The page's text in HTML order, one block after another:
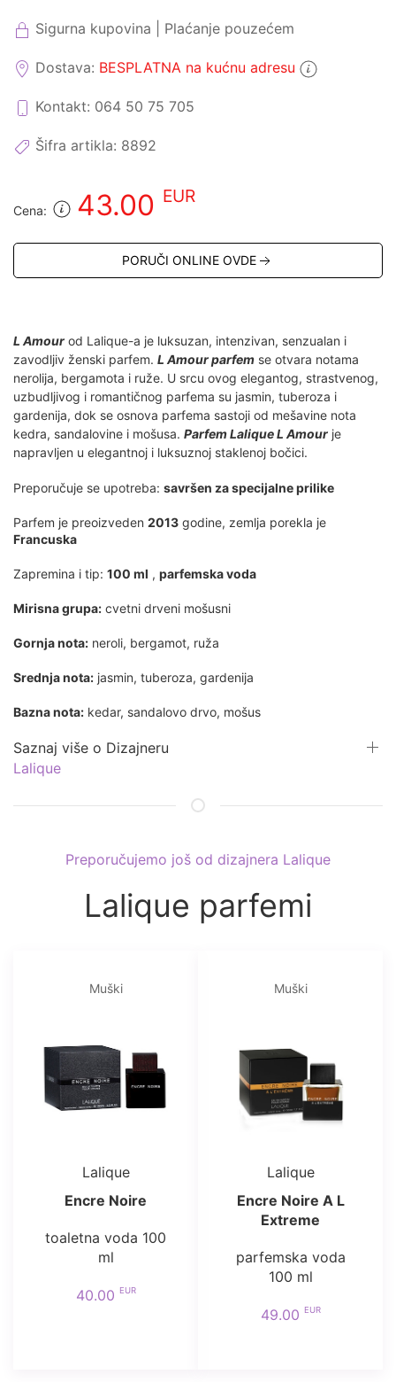
Sigurna kupovina | Plaćanje pouzećem
Dostava: BESPLATNA na kućnu adresu
Kontakt: 064 50 75 705
Šifra artikla: 8892
Cena: 43.00 EUR
PORUČI ONLINE OVDE
L Amour od Lalique-a je luksuzan, intenzivan, senzualan i
zavodljiv ženski parfem. L Amour parfem se otvara notama
nerolija, bergamota i ruže. U srcu ovog elegantog, strastvenog,
uzbudljivog i romantičnog parfema su jasmin, tuberoza i
gardenija, dok se osnova parfema sastoji od mešavine nota
kedra, sandalovine i mošusa. Parfem Lalique L Amour je
napravljen u elegantnoj i luksuznoj staklenoj bočici.
Preporučuje se upotreba: savršen za specijalne prilike
Parfem je preoizveden 2013 godine, zemlja porekla je
Francuska
Zapremina i tip: 100 ml , parfemska voda
Mirisna grupa: cvetni drveni mošusni
Gornja nota: neroli, bergamot, ruža
Srednja nota: jasmin, tuberoza, gardenija
Bazna nota: kedar, sandalovo drvo, mošus
Saznaj više o Dizajneru
Lalique
Preporučujemo još od dizajnera Lalique
Lalique parfemi
Muški
Lalique
Encre Noire
toaletna voda 100
ml
40.00 EUR
Muški
Lalique
Encre Noire A L
Extreme
parfemska voda
100 ml
49.00 EUR